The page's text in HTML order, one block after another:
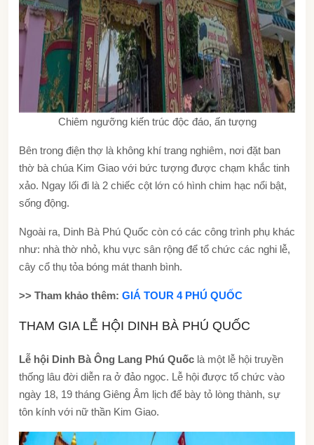
Chiêm ngưỡng kiến trúc độc đáo, ấn tượng
Bên trong điện thợ là không khí trang nghiêm, nơi đặt ban
thờ bà chúa Kim Giao với bức tượng được chạm khắc tinh
xảo. Ngay lối đi là 2 chiếc cột lớn có hình chim hạc nổi bật,
sống động.
Ngoài ra, Dinh Bà Phú Quốc còn có các công trình phụ khác
như: nhà thờ nhỏ, khu vực sân rộng để tổ chức các nghi lễ,
cây cổ thụ tỏa bóng mát thanh bình.
>> Tham khảo thêm: GIÁ TOUR 4 PHÚ QUỐC
THAM GIA LỄ HỘI DINH BÀ PHÚ QUỐC
Lễ hội Dinh Bà Ông Lang Phú Quốc là một lễ hội truyền
thống lâu đời diễn ra ở đảo ngọc. Lễ hội được tổ chức vào
ngày 18, 19 tháng Giêng Âm lịch để bày tỏ lòng thành, sự
tôn kính với nữ thần Kim Giao.